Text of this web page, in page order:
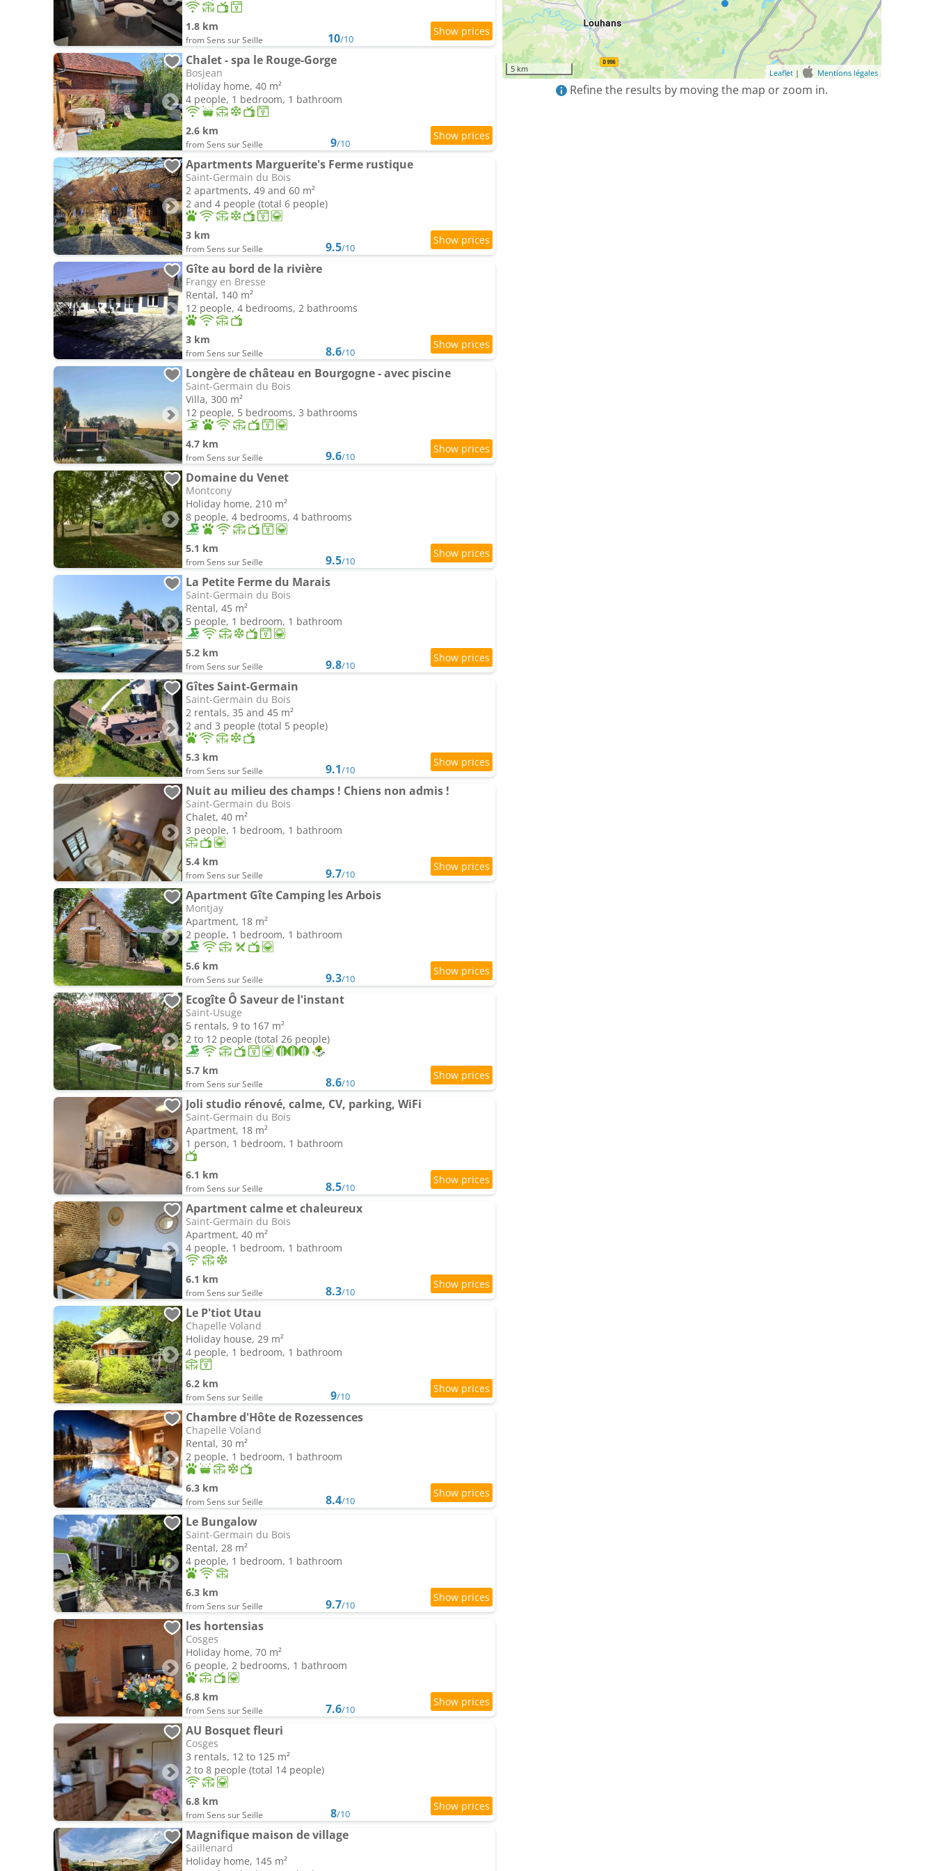
1.8 km
from Sens sur Seille 10/10
Chalet - spa le Rouge-Gorge
Bosjean
Holiday home, 40 m²
4 people, 1 bedroom, 1 bathroom
2.6 km
from Sens sur Seille 9/10
Apartments Marguerite's Ferme rustique
Saint-Germain du Bois
2 apartments, 49 and 60 m²
2 and 4 people (total 6 people)
3 km
from Sens sur Seille 9.5/10
Gîte au bord de la rivière
Frangy en Bresse
Rental, 140 m²
12 people, 4 bedrooms, 2 bathrooms
3 km
from Sens sur Seille 8.6/10
Longère de château en Bourgogne - avec piscine
Saint-Germain du Bois
Villa, 300 m²
12 people, 5 bedrooms, 3 bathrooms
4.7 km
from Sens sur Seille 9.6/10
Domaine du Venet
Montcony
Holiday home, 210 m²
8 people, 4 bedrooms, 4 bathrooms
5.1 km
from Sens sur Seille 9.5/10
La Petite Ferme du Marais
Saint-Germain du Bois
Rental, 45 m²
5 people, 1 bedroom, 1 bathroom
5.2 km
from Sens sur Seille 9.8/10
Gîtes Saint-Germain
Saint-Germain du Bois
2 rentals, 35 and 45 m²
2 and 3 people (total 5 people)
5.3 km
from Sens sur Seille 9.1/10
Nuit au milieu des champs ! Chiens non admis !
Saint-Germain du Bois
Chalet, 40 m²
3 people, 1 bedroom, 1 bathroom
5.4 km
from Sens sur Seille 9.7/10
Apartment Gîte Camping les Arbois
Montjay
Apartment, 18 m²
2 people, 1 bedroom, 1 bathroom
5.6 km
from Sens sur Seille 9.3/10
Ecogîte Ô Saveur de l'instant
Saint-Usuge
5 rentals, 9 to 167 m²
2 to 12 people (total 26 people)
5.7 km
from Sens sur Seille 8.6/10
Joli studio rénové, calme, CV, parking, WiFi
Saint-Germain du Bois
Apartment, 18 m²
1 person, 1 bedroom, 1 bathroom
6.1 km
from Sens sur Seille 8.5/10
Apartment calme et chaleureux
Saint-Germain du Bois
Apartment, 40 m²
4 people, 1 bedroom, 1 bathroom
6.1 km
from Sens sur Seille 8.3/10
Le P'tiot Utau
Chapelle Voland
Holiday house, 29 m²
4 people, 1 bedroom, 1 bathroom
6.2 km
from Sens sur Seille 9/10
Chambre d'Hôte de Rozessences
Chapelle Voland
Rental, 30 m²
2 people, 1 bedroom, 1 bathroom
6.3 km
from Sens sur Seille 8.4/10
Le Bungalow
Saint-Germain du Bois
Rental, 28 m²
4 people, 1 bedroom, 1 bathroom
6.3 km
from Sens sur Seille 9.7/10
les hortensias
Cosges
Holiday home, 70 m²
6 people, 2 bedrooms, 1 bathroom
6.8 km
from Sens sur Seille 7.6/10
AU Bosquet fleuri
Cosges
3 rentals, 12 to 125 m²
2 to 8 people (total 14 people)
6.8 km
from Sens sur Seille 8/10
Magnifique maison de village
Saillenard
Holiday home, 145 m²
5 km Leaflet | Mentions légales
Refine the results by moving the map or zoom in.